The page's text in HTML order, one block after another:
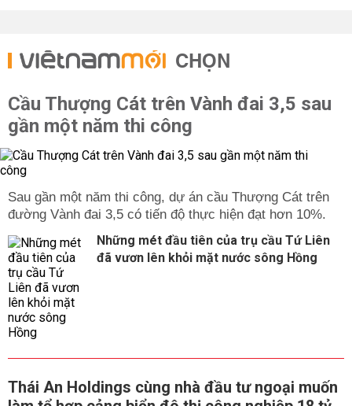
CHỌN
Cầu Thượng Cát trên Vành đai 3,5 sau
gần một năm thi công
Sau gần một năm thi công, dự án cầu Thượng Cát trên
đường Vành đai 3,5 có tiến độ thực hiện đạt hơn 10%.
Những mét đầu tiên của trụ cầu Tứ Liên
đã vươn lên khỏi mặt nước sông Hồng
Thái An Holdings cùng nhà đầu tư ngoại muốn